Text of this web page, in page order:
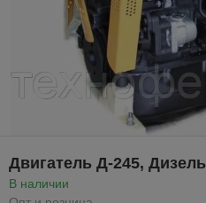
Двигатель Д-245,
В наличии